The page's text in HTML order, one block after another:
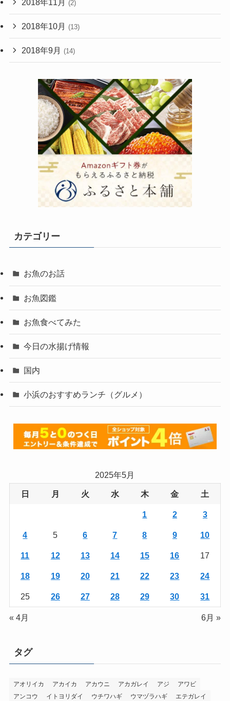
(2)
2018年10月 (13)
2018年9月 (14)
カテゴリー
お魚のお話
お魚図鑑
お魚食べてみた
今日の水揚げ情報
国内
小浜のおすすめランチ（グルメ）
2025年5月
日 月 火 水 木 金 土
1 2 3
4 5 6 7 8 9 10
11 12 13 14 15 16 17
18 19 20 21 22 23 24
25 26 27 28 29 30 31
« 4月 6月 »
タグ
アオリイカ アカイカ アカウニ アカガレイ アジ
アワビ
アンコウ
イトヨリダイ ウチワハギ ウマヅラハギ エテガレイ